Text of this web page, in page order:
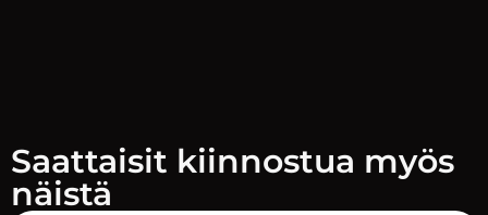
Saattaisit kiinnostua myös
näistä